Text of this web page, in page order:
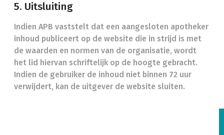
5. Uitsluiting
Indien APB vaststelt dat een aangesloten apotheker
inhoud publiceert op de website die in strijd is met
de waarden en normen van de organisatie, wordt
het lid hiervan schriftelijk op de hoogte gebracht.
Indien de gebruiker de inhoud niet binnen 72 uur
verwijdert, kan de uitgever de website sluiten.